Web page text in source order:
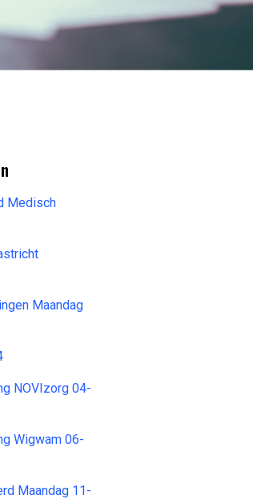
Medisch
Maandag
NOVIzorg 04-
Wigwam 06-
Maandag 11-